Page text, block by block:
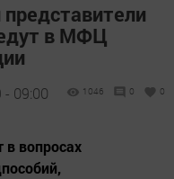
в МФЦ
- 09:00 1046 0 0
в вопросах